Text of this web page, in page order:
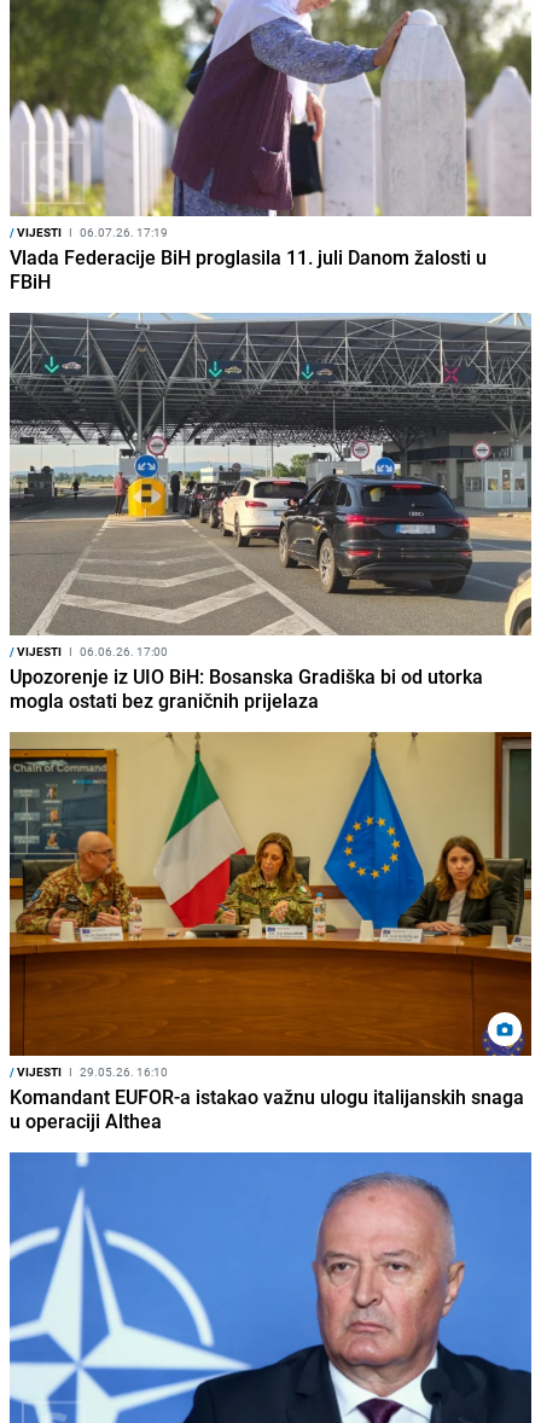
/VIJESTI I 06.07.26. 17:19
Vlada Federacije BiH proglasila 11. juli Danom žalosti u
FBiH
/VIJESTI I 06.06.26. 17:00
Upozorenje iz UIO BiH: Bosanska Gradiška bi od utorka
mogla ostati bez graničnih prijelaza
/VIJESTI I 29.05.26. 16:10
Komandant EUFOR-a istakao važnu ulogu italijanskih snaga
u operaciji Althea